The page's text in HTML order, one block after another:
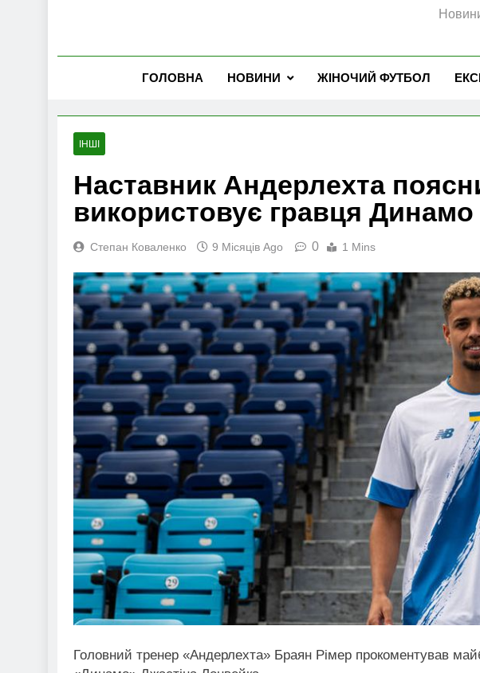
ГОЛОВНА НОВИНИ ЖІНОЧИЙ ФУТБОЛ
ІНШІ
Наставник Андерлехта
використовує гравця
Степан Коваленко 9 Місяців Ago 0 1 Mins
Головний тренер «Андерлехта» Браян Рімер прокоментував